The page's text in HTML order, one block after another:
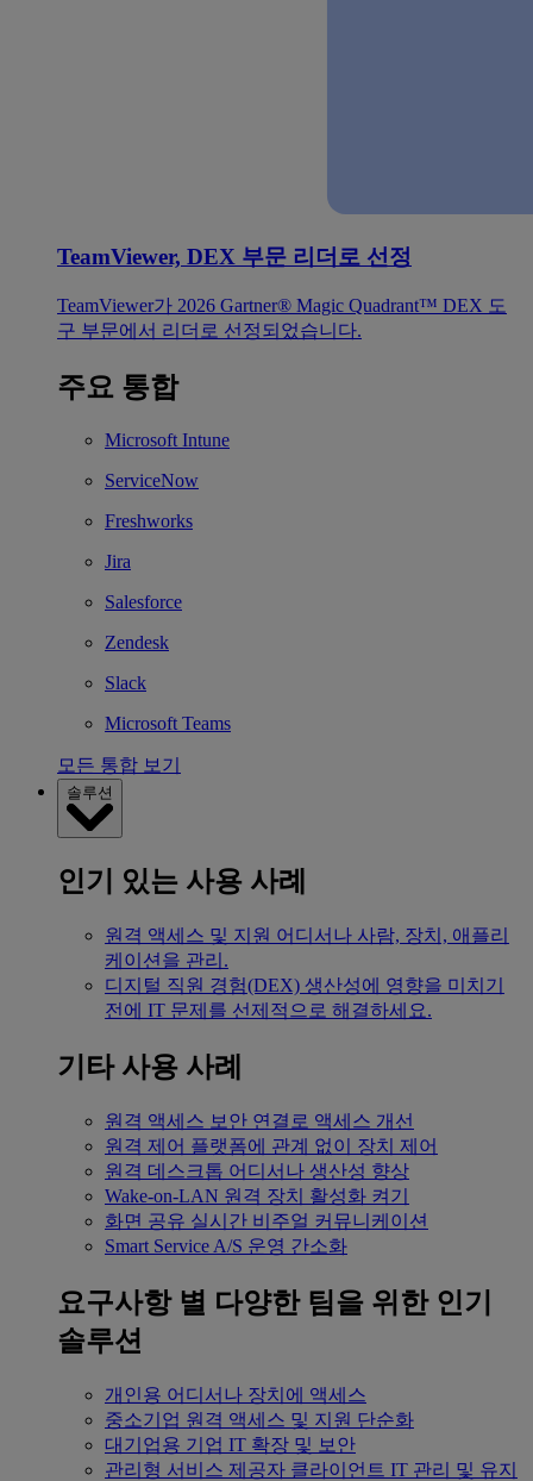
TeamViewer, DEX 부문 리더로 선정
TeamViewer가 2026 Gartner® Magic Quadrant™ DEX 도
구 부문에서 리더로 선정되었습니다.
주요 통합
Microsoft Intune
ServiceNow
Freshworks
Jira
Salesforce
Zendesk
Slack
Microsoft Teams
모든 통합 보기
솔루션
인기 있는 사용 사례
원격 액세스 및 지원 어디서나 사람, 장치, 애플리
케이션을 관리.
디지털 직원 경험(DEX) 생산성에 영향을 미치기
전에 IT 문제를 선제적으로 해결하세요.
기타 사용 사례
원격 액세스 보안 연결로 액세스 개선
원격 제어 플랫폼에 관계 없이 장치 제어
원격 데스크톱 어디서나 생산성 향상
Wake-on-LAN 원격 장치 활성화 켜기
화면 공유 실시간 비주얼 커뮤니케이션
Smart Service A/S 운영 간소화
요구사항 별 다양한 팀을 위한 인기
솔루션
개인용 어디서나 장치에 액세스
중소기업 원격 액세스 및 지원 단순화
대기업용 기업 IT 확장 및 보안
관리형 서비스 제공자 클라이언트 IT 관리 및 유지